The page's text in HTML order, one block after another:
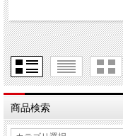
商品検索